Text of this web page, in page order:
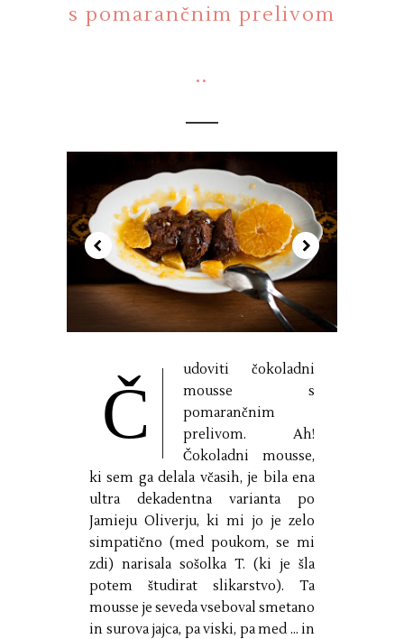
s pomarančnim prelivom
..
Č
udoviti čokoladni
mousse s
pomarančnim
prelivom. Ah!
Čokoladni mousse,
ki sem ga delala včasih, je bila ena
ultra dekadentna varianta po
Jamieju Oliverju, ki mi jo je zelo
simpatično (med poukom, se mi
zdi) narisala sošolka T. (ki je šla
potem študirat slikarstvo). Ta
mousse je seveda vseboval smetano
in surova jajca, pa viski, pa med ... in